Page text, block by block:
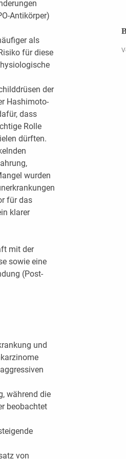
Antikörper)
als
für diese
der
Hashimoto-
dass
Rolle
dürften.
wurden
für das
klarer
mit der
sowie eine
(Post-
und
während die
beobachtet
von